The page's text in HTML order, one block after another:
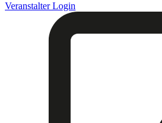
Veranstalter Login